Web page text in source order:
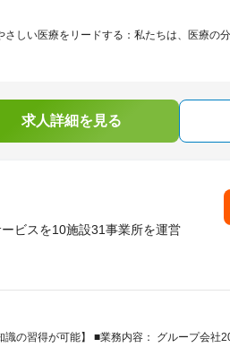
しい医療をリードする：私たちは、医療の分
求人詳細を見る
ビスを10施設31事業所を運営
の習得が可能】 ■業務内容： グループ会社